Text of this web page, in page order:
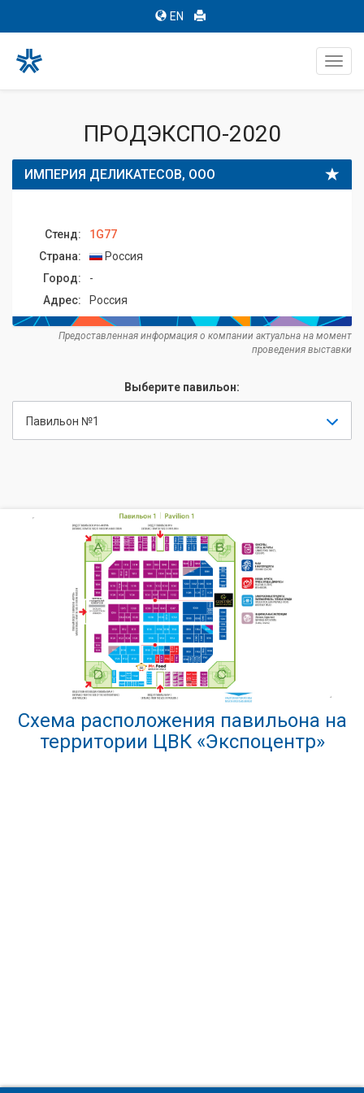
EN
ПРОДЭКСПО-2020
ИМПЕРИЯ ДЕЛИКАТЕСОВ, ООО
Стенд:
1G77
Страна:
Россия
Город:
-
Адрес:
Россия
Предоставленная информация о компании актуальна на момент
проведения выставки
Выберите павильон:
Павильон №1
Схема расположения павильона на
территории ЦВК «Экспоцентр»